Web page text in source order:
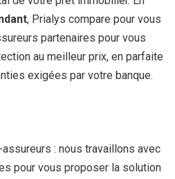
, Prialys compare pour vous
partenaires pour vous
au meilleur prix, en parfaite
exigées par votre banque.
: nous travaillons avec
pour vous proposer la solution